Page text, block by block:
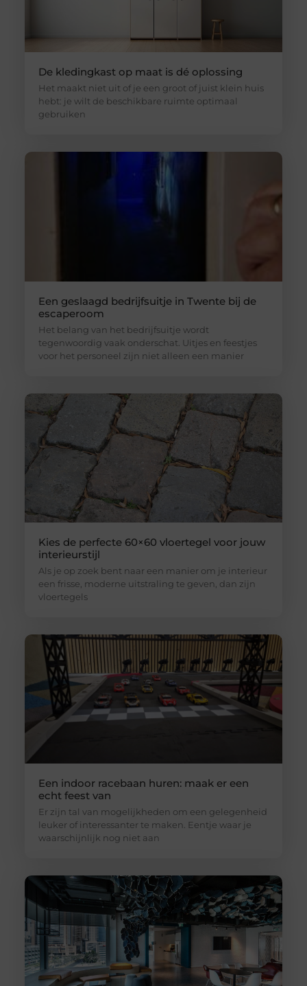
De kledingkast op maat is dé oplossing
Het maakt niet uit of je een groot of juist klein huis
hebt: je wilt de beschikbare ruimte optimaal
gebruiken
Een geslaagd bedrijfsuitje in Twente bij de
escaperoom
Het belang van het bedrijfsuitje wordt
tegenwoordig vaak onderschat. Uitjes en feestjes
voor het personeel zijn niet alleen een manier
Kies de perfecte 60×60 vloertegel voor jouw
interieurstijl
Als je op zoek bent naar een manier om je interieur
een frisse, moderne uitstraling te geven, dan zijn
vloertegels
Een indoor racebaan huren: maak er een
echt feest van
Er zijn tal van mogelijkheden om een gelegenheid
leuker of interessanter te maken. Eentje waar je
waarschijnlijk nog niet aan